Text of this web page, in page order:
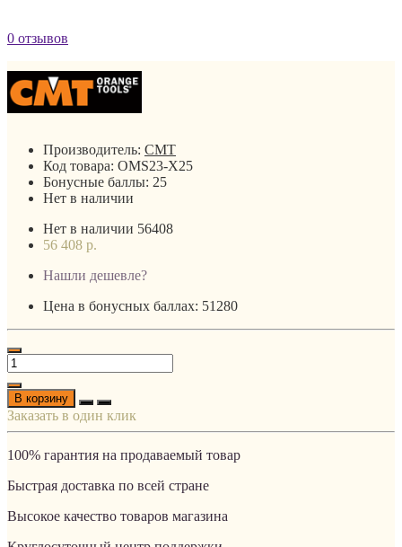
0 отзывов
Производитель: CMT
Код товара: OMS23-X25
Бонусные баллы: 25
Нет в наличии
Нет в наличии 56408
56 408 р.
Нашли дешевле?
Цена в бонусных баллах: 51280
В корзину
Заказать в один клик
100% гарантия на продаваемый товар
Быстрая доставка по всей стране
Высокое качество товаров магазина